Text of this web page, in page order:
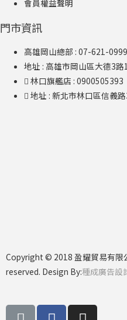
會員權益聲明
門市資訊
高雄岡山總部 : 07-621-0999
地址 : 高雄市岡山區大德3路
林口旗艦店​ : 0900505393
地址 : 新北市林口區信義
Copyright © 2018 盈耀貿易有限
reserved. Design By:種成廣告設
L F I